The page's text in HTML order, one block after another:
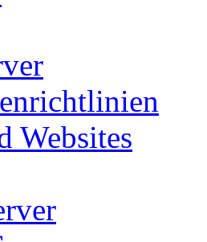
Websites